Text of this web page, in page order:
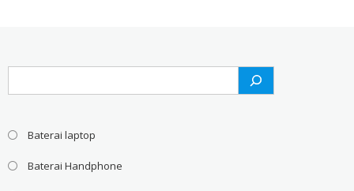
Baterai laptop
Baterai Handphone